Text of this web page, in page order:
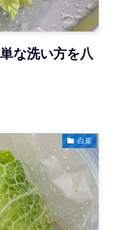
な洗い方を八
白菜